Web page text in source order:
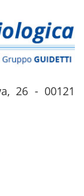
26 - 00121